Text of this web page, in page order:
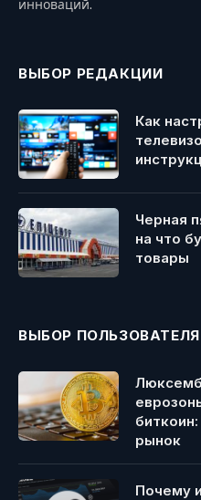
инноваций.
ВЫБОР РЕДАКЦИИ
Как
Черная
на что
товары
ВЫБОР ПОЛЬЗОВАТЕЛЯ
рынок
Почему